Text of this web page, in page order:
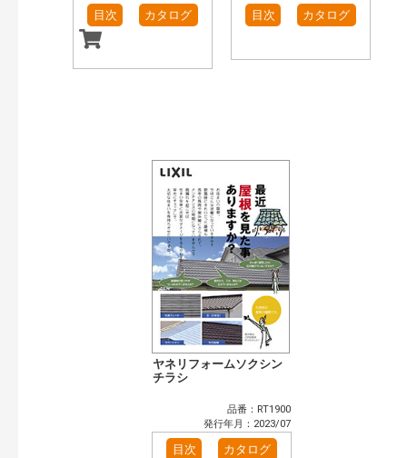
目次 カタログ 目次 カタログ
ヤネリフォームソクシン
チラシ
品番：RT1900
発行年月：2023/07
目次 カタログ